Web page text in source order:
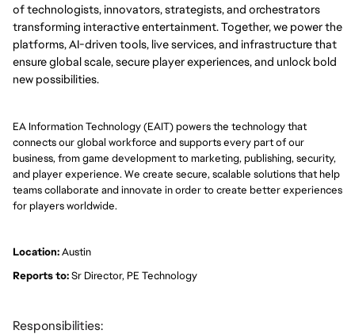
of technologists, innovators, strategists, and orchestrators
transforming interactive entertainment. Together, we power the
platforms, AI-driven tools, live services, and infrastructure that
ensure global scale, secure player experiences, and unlock bold
new possibilities.
EA Information Technology (EAIT) powers the technology that
connects our global workforce and supports every part of our
business, from game development to marketing, publishing, security,
and player experience. We create secure, scalable solutions that help
teams collaborate and innovate in order to create better experiences
for players worldwide.
Location:Austin
Reports to:Sr Director, PE Technology
Responsibilities: